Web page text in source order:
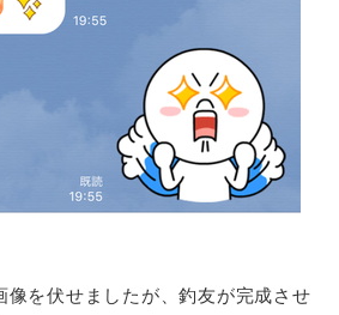
像を伏せましたが、釣友が完成させ